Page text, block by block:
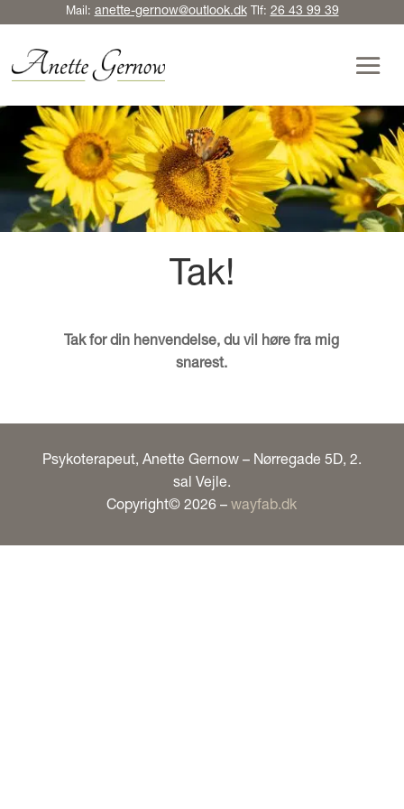
Mail: anette-gernow@outlook.dkTlf: 26 43 99 39
Tak!
Tak for din henvendelse, du vil høre fra mig
snarest.
Psykoterapeut, Anette Gernow – Nørregade 5D, 2.
sal Vejle.
Copyright© 2026 –wayfab.dk